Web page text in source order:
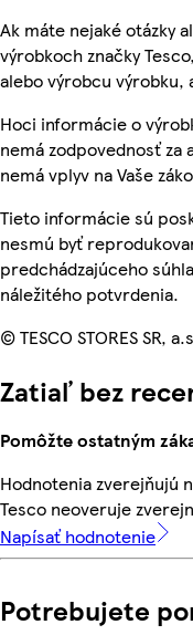
Ak máte nejaké otázky
výrobkoch značky
alebo výrobcu výrobku,
Hoci informácie o
nemá zodpovednosť
nemá vplyv na Vaše
Tieto informácie sú
nesmú byť
predchádzajúceho
náležitého potvrdenia.
© TESCO STORES SR,
Zatiaľ bez
Pomôžte ostatným
Hodnotenia zverejňujú
Tesco neoveruje
Napísať hodnotenie
Potrebujete